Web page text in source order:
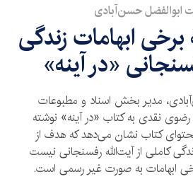
ابوالفضل حسن‌آبادی
ابهامات زندگی
«در آینه»
مدیر بخش اسناد و مطبوعات
نقدی به کتاب «در آینه» نوشته
کتاب نشان می‌دهد که هدف از
کاملی از آیت‌الله رفسنجانی نیست
ابهامات به صورت غیر رسمی است.